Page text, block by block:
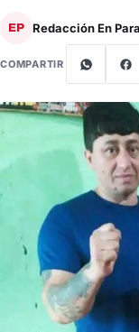
EP Redacción En
COMPARTIR